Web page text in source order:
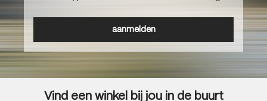
aanmelden
Vind een winkel bij jou in de buurt